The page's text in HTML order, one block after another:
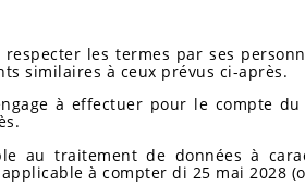
les termes par ses
similaires à ceux prévus ci-après.
à effectuer pour le compte
au traitement de données à
à compter di 25 mai 2028